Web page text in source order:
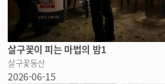
살구꽃이 피는 마법의 밤1
살구꽃동산
2026-06-15